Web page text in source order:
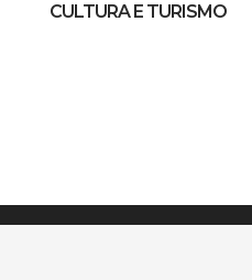
CULTURA E TURISMO